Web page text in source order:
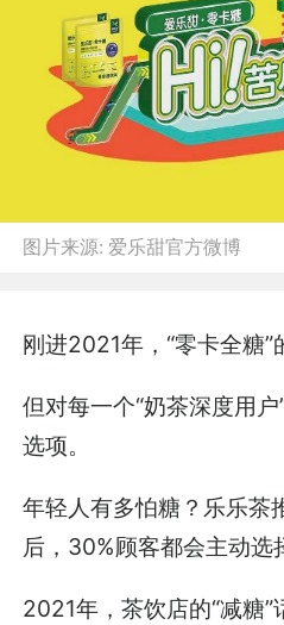
图片来源:爱乐甜官方微博
刚进2021年，“零卡全糖”
但对每一个“奶茶深度用
选项。
年轻人有多怕糖？乐乐茶
后，30%顾客都会主动选
2021年，茶饮店的“减糖”